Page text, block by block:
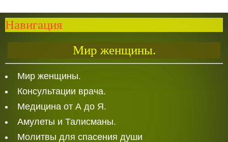
Навигация
Мир женщины.
Мир женщины.
Консультации врача.
Медицина от А до Я.
Амулеты и Талисманы.
Молитвы для спасения души